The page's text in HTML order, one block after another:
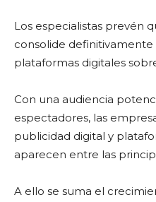
Los especialistas prevén
consolide definitivamente
plataformas digitales
Con una audiencia
espectadores, las
publicidad digital y
aparecen entre las
A ello se suma el